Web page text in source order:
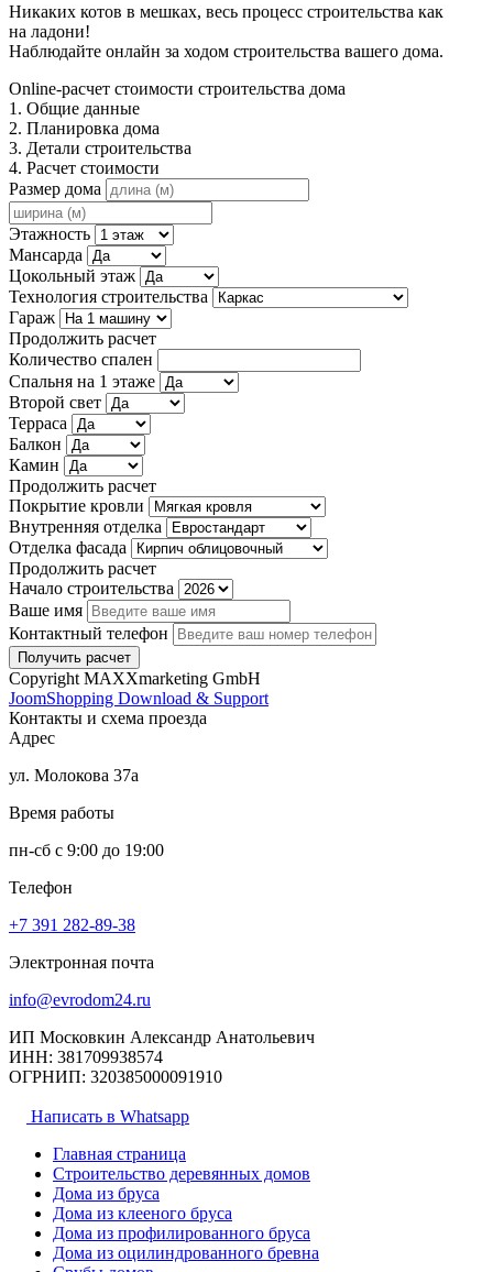
Никаких котов в мешках, весь процесс строительства как
на ладони!
Наблюдайте онлайн за ходом строительства вашего дома.
Online-расчет стоимости строительства дома
1. Общие данные
2. Планировка дома
3. Детали строительства
4. Расчет стоимости
Размер дома
Этажность
Мансарда
Цокольный этаж
Технология строительства
Гараж
Продолжить расчет
Количество спален
Спальня на 1 этаже
Второй свет
Терраса
Балкон
Камин
Продолжить расчет
Покрытие кровли
Внутренняя отделка
Отделка фасада
Продолжить расчет
Начало строительства
Ваше имя
Контактный телефон
Copyright MAXXmarketing GmbH
JoomShopping Download & Support
Контакты и схема проезда
Адрес
ул. Молокова 37а
Время работы
пн-сб с 9:00 до 19:00
Телефон
+7 391 282-89-38
Электронная почта
info@evrodom24.ru
ИП Московкин Александр Анатольевич
ИНН: 381709938574
ОГРНИП: 320385000091910
Написать в Whatsapp
Главная страница
Строительство деревянных домов
Дома из бруса
Дома из клееного бруса
Дома из профилированного бруса
Дома из оцилиндрованного бревна